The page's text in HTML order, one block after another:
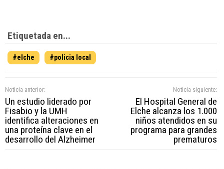
Etiquetada en...
#elche #policia local
Noticia anterior:
Un estudio liderado por
Fisabio y la UMH
identifica alteraciones en
una proteína clave en el
desarrollo del Alzheimer
Noticia siguiente:
El Hospital General de
Elche alcanza los 1.000
niños atendidos en su
programa para grandes
prematuros